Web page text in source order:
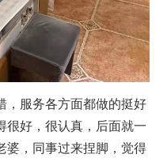
，服务各方面都做的挺好
很好，很认真，后面就一
婆，同事过来捏脚，觉得